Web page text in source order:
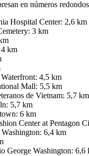
en números
Hospital Center: 2,6 km
3 km
km
4,5 km
Mall: 5,5 km
de Vietnam: 5,7 km
5,7 km
6 km
Center at Pentagon
6,4 km
George Washington: 6,6